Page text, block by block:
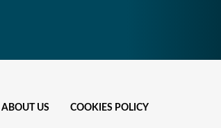
ABOUT US COOKIES POLICY